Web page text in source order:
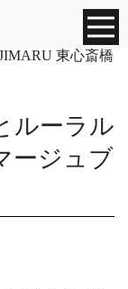
東心斎橋
ルーラル
ージュブ